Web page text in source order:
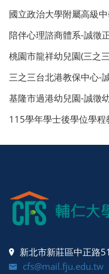
國立政治大學附屬高級
陪伴心理諮商體系-誠徵
桃園市龍祥幼兒園(三之
三之三台北港教保中心-
基隆市過港幼兒園-誠徵
115學年學士後學位學程
新北市新莊區中正路
cfs@mail.fju.edu.tw